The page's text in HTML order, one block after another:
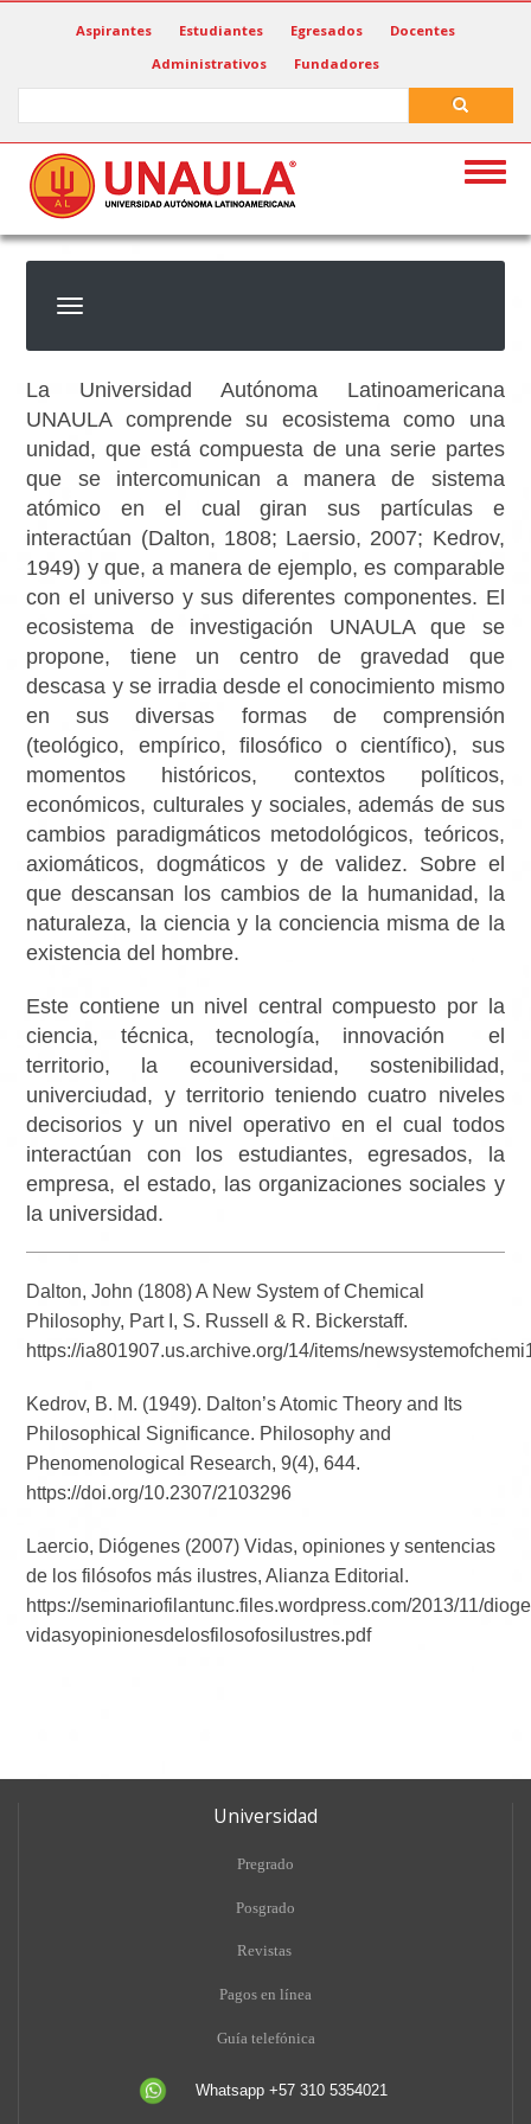
Aspirantes Estudiantes Egresados
Docentes
Administrativos
Fundadores
La Universidad Autónoma Latinoamericana
UNAULA comprende su ecosistema como una
unidad, que está compuesta de una serie partes
que se intercomunican a manera de sistema
atómico en el cual giran sus partículas e
interactúan (Dalton, 1808; Laersio, 2007; Kedrov,
1949) y que, a manera de ejemplo, es comparable
con el universo y sus diferentes componentes. El
ecosistema de investigación UNAULA que se
propone, tiene un centro de gravedad que
descasa y se irradia desde el conocimiento mismo
en sus diversas formas de comprensión
(teológico, empírico, filosófico o científico), sus
momentos históricos, contextos políticos,
económicos, culturales y sociales, además de sus
cambios paradigmáticos metodológicos, teóricos,
axiomáticos, dogmáticos y de validez. Sobre el
que descansan los cambios de la humanidad, la
naturaleza, la ciencia y la conciencia misma de la
existencia del hombre.
Este contiene un nivel central compuesto por la
ciencia, técnica, tecnología, innovación el
territorio, la ecouniversidad, sostenibilidad,
univerciudad, y territorio teniendo cuatro niveles
decisorios y un nivel operativo en el cual todos
interactúan con los estudiantes, egresados, la
empresa, el estado, las organizaciones sociales y
la universidad.
Dalton, John (1808) A New System of Chemical
Philosophy, Part I, S. Russell & R. Bickerstaff.
https://ia801907.us.archive.org/14/items/
Kedrov, B. M. (1949). Dalton’s Atomic Theory and Its
Philosophical Significance. Philosophy and
Phenomenological Research, 9(4), 644.
https://doi.org/10.2307/2103296
Laercio, Diógenes (2007) Vidas, opiniones y sentencias
de los filósofos más ilustres, Alianza Editorial.
https://seminariofilantunc.files.wordpress.com/2013/11/
vidasyopinionesdelosfilosofosilustres.pdf
Universidad
Pregrado
Posgrado
Revistas
Pagos en línea
Guía telefónica
Whatsapp +57 310 5354021